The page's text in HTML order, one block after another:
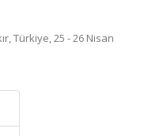
Türkiye, 25 - 26 Nisan